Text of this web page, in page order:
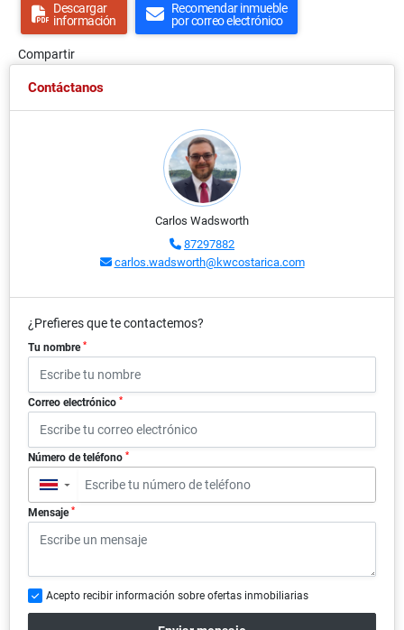
Descargar
información
Recomendar inmueble
por correo electrónico
Compartir
Contáctanos
Carlos Wadsworth
87297882
carlos.wadsworth@kwcostarica.com
¿Prefieres que te contactemos?
Tu nombre *
Correo electrónico *
Número de teléfono *
▼
Mensaje *
Acepto recibir información sobre ofertas inmobiliarias